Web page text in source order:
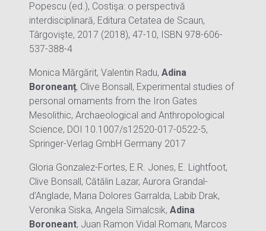
Popescu (ed.), Costişa: o perspectivă
interdisciplinară, Editura Cetatea de Scaun,
Târgovişte, 2017 (2018), 47-10, ISBN 978-606-
537-388-4
Monica Mărgărit, Valentin Radu,Adina
Boroneanț, Clive Bonsall, Experimental studies of
personal ornaments from the Iron Gates
Mesolithic, Archaeological and Anthropological
Science, DOI 10.1007/s12520-017-0522-5,
Springer-Verlag GmbH Germany 2017
Gloria Gonzalez-Fortes, E.R. Jones, E. Lightfoot,
Clive Bonsall, Cătălin Lazar, Aurora Grandal-
d’Anglade, Marıa Dolores Garralda, Labib Drak,
Veronika Siska, Angela Simalcsik,Adina
Boroneant‚ Juan Ramon Vidal Romanı, Marcos